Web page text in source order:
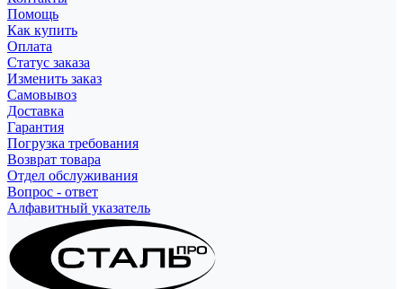
Помощь
Как купить
Оплата
Статус заказа
Изменить заказ
Самовывоз
Доставка
Гарантия
Погрузка требования
Возврат товара
Отдел обслуживания
Вопрос - ответ
Алфавитный указатель